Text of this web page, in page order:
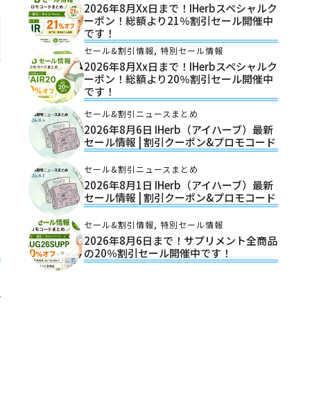
2026年8月xx日まで！iHerbスペシャルク
ーポン！総額より21％割引セール開催中
です！
セール&割引情報, 特別セール情報
2026年8月xx日まで！iHerbスペシャルク
ーポン！総額より20％割引セール開催中
です！
セール&割引ニュースまとめ
2026年8月6日 IHerb（アイハーブ）最新
セール情報 | 割引クーポン&プロモコード
セール&割引ニュースまとめ
2026年8月1日 IHerb（アイハーブ）最新
セール情報 | 割引クーポン&プロモコード
セール&割引情報, 特別セール情報
2026年8月6日まで！サプリメント全商品
の20％割引セール開催中です！